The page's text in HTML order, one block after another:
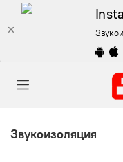
Звукоизоляция